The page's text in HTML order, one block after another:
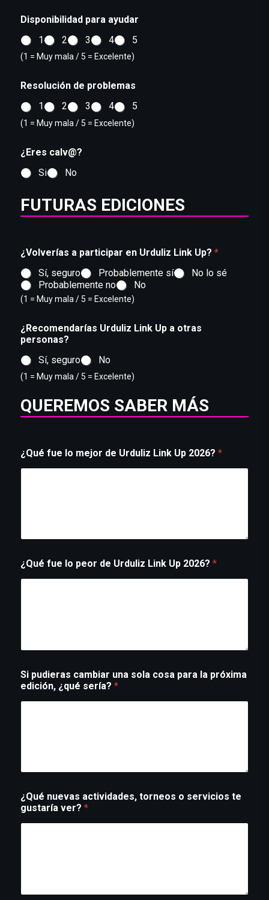
i
i
d
d
Y
Disponibilidad para ayudar
1
2 3 4 5
(1 = Muy mala / 5 = Excelente)
Resolución de problemas
1
2 3 4 5
(1 = Muy mala / 5 = Excelente)
¿Eres calv@?
Si
No
FUTURAS EDICIONES
¿Volverías a participar en Urduliz Link Up? *
Sí, seguro
Probablemente sí
No lo sé
Probablemente no
No
(1 = Muy mala / 5 = Excelente)
¿Recomendarías Urduliz Link Up a otras
personas?
Sí, seguro
No
(1 = Muy mala / 5 = Excelente)
QUEREMOS SABER MÁS
¿Qué fue lo mejor de Urduliz Link Up 2026? *
¿Qué fue lo peor de Urduliz Link Up 2026? *
Si pudieras cambiar una sola cosa para la próxima
edición, ¿qué sería? *
¿Qué nuevas actividades, torneos o servicios te
gustaría ver? *